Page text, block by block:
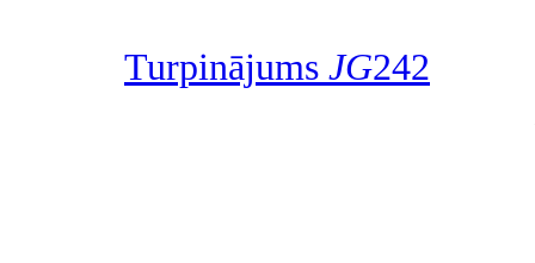
Turpinājums JG242